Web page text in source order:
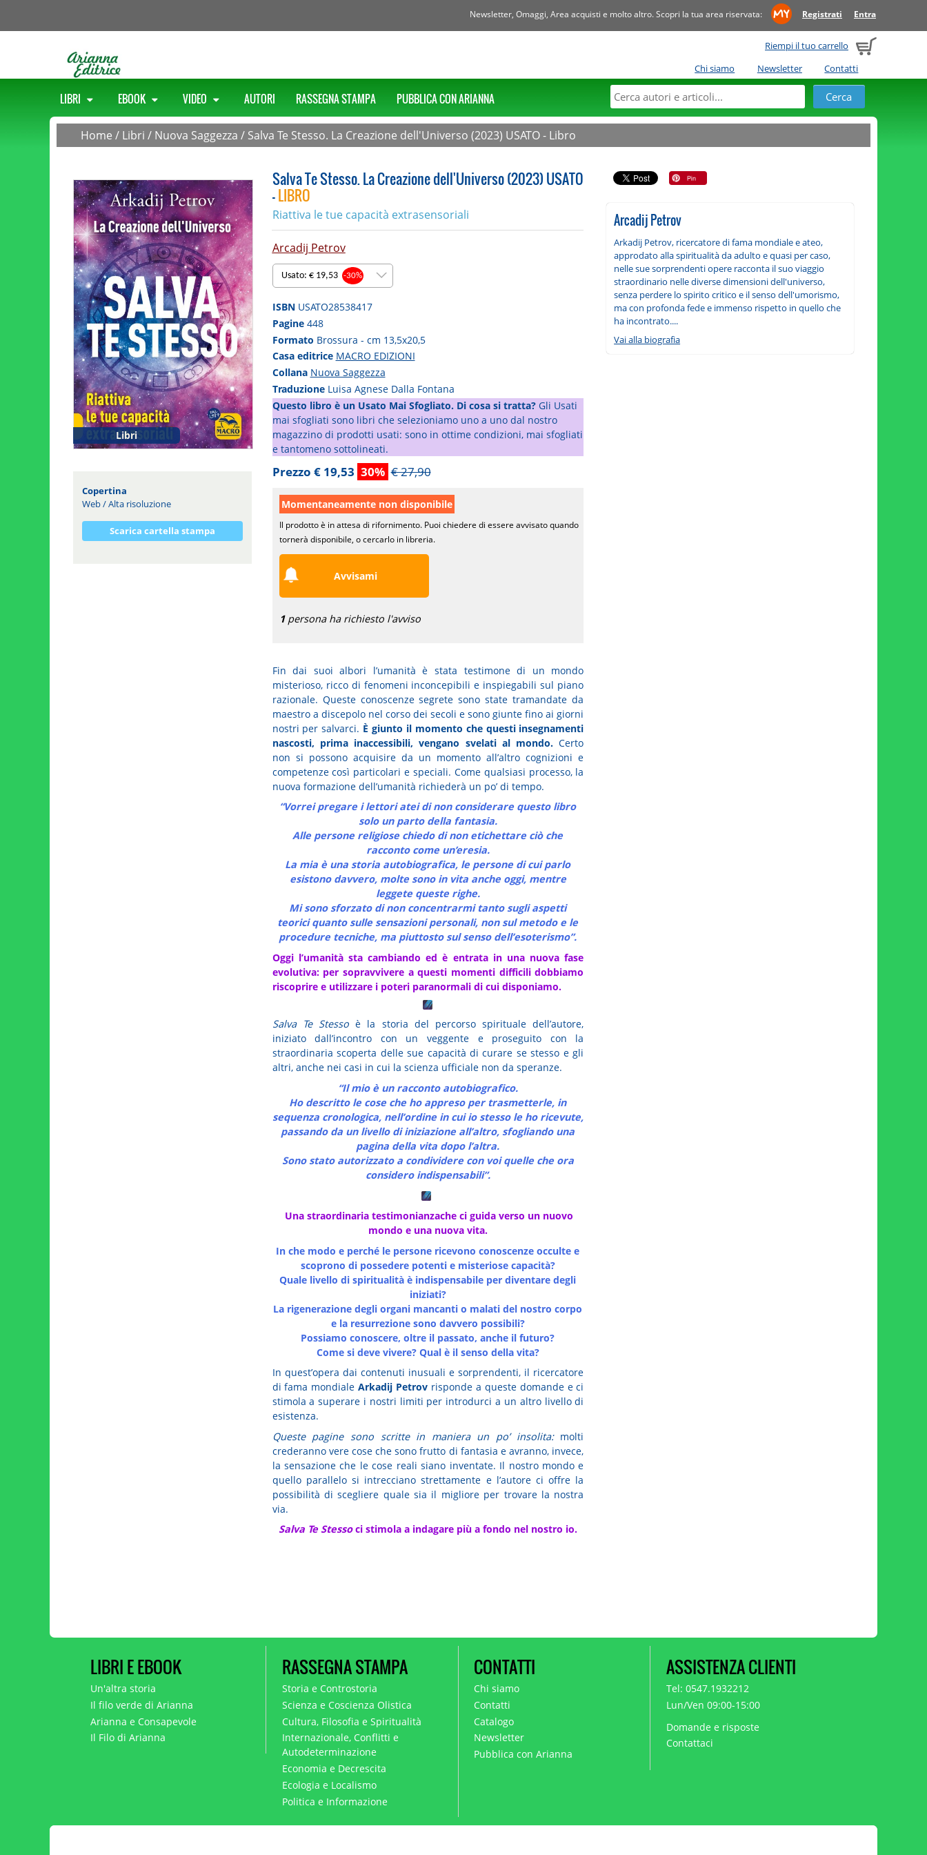
Newsletter, Omaggi, Area acquisti e molto altro. Scopri la tua area riservata: Registrati Entra
Riempi il tuo carrello
Chi siamo
Newsletter Contatti
LIBRI EBOOK VIDEO AUTORI RASSEGNA STAMPA PUBBLICA CON ARIANNA
Home / Libri / Nuova Saggezza / Salva Te Stesso. La Creazione dell'Universo (2023) USATO - Libro
Libri
Copertina
Web/Alta risoluzione
Scarica cartella stampa
Salva Te Stesso. La Creazione dell'Universo (2023) USATO
-LIBRO
Riattiva le tue capacità extrasensoriali
Arcadij Petrov
Usato: € 19,53-30%
ISBN USATO28538417
Pagine 448
Formato Brossura - cm 13,5x20,5
Casa editrice MACRO EDIZIONI
Collana Nuova Saggezza
Traduzione Luisa Agnese Dalla Fontana
Questo libro è un Usato Mai Sfogliato. Di cosa si tratta?Gli Usati
mai sfogliati sono libri che selezioniamo uno a uno dal nostro
magazzino di prodotti usati: sono in ottime condizioni, mai sfogliati
e tantomeno sottolineati.
Prezzo € 19,53 30% € 27,90
Momentaneamente non disponibile
Il prodotto è in attesa di rifornimento. Puoi chiedere di essere avvisato quando
tornerà disponibile, o cercarlo in libreria.
Avvisami
1persona ha richiesto l'avviso
Fin dai suoi albori l’umanità è stata testimone di un mondo
misterioso, ricco di fenomeni inconcepibili e inspiegabili sul piano
razionale. Queste conoscenze segrete sono state tramandate da
maestro a discepolo nel corso dei secoli e sono giunte fino ai giorni
nostri per salvarci. È giunto il momento che questi insegnamenti
nascosti, prima inaccessibili, vengano svelati al mondo. Certo
non si possono acquisire da un momento all’altro cognizioni e
competenze così particolari e speciali. Come qualsiasi processo, la
nuova formazione dell’umanità richiederà un po’ di tempo.
“Vorrei pregare i lettori atei di non considerare questo libro
solo un parto della fantasia.
Alle persone religiose chiedo di non etichettare ciò che
racconto come un’eresia.
La mia è una storia autobiografica, le persone di cui parlo
esistono davvero, molte sono in vita anche oggi, mentre
leggete queste righe.
Mi sono sforzato di non concentrarmi tanto sugli aspetti
teorici quanto sulle sensazioni personali, non sul metodo e le
procedure tecniche, ma piuttosto sul senso dell’esoterismo”.
Oggi l’umanità sta cambiando ed è entrata in una nuova fase
evolutiva: per sopravvivere a questi momenti difficili dobbiamo
riscoprire e utilizzare i poteri paranormali di cui disponiamo.
Salva Te Stessoè la storia del percorso spirituale dell’autore,
iniziato dall’incontro con un veggente e proseguito con la
straordinaria scoperta delle sue capacità di curare se stesso e gli
altri, anche nei casi in cui la scienza ufficiale non da speranze.
“Il mio è un racconto autobiografico.
Ho descritto le cose che ho appreso per trasmetterle, in
sequenza cronologica, nell’ordine in cui io stesso le ho ricevute,
passando da un livello di iniziazione all’altro, sfogliando una
pagina della vita dopo l’altra.
Sono stato autorizzato a condividere con voi quelle che ora
considero indispensabili”.
Una straordinaria testimonianzache ci guida verso un nuovo
mondo e una nuova vita.
In che modo e perché le persone ricevono conoscenze occulte e
scoprono di possedere potenti e misteriose capacità?
Quale livello di spiritualità è indispensabile per diventare degli
iniziati?
La rigenerazione degli organi mancanti o malati del nostro corpo
e la resurrezione sono davvero possibili?
Possiamo conoscere, oltre il passato, anche il futuro?
Come si deve vivere? Qual è il senso della vita?
In quest’opera dai contenuti inusuali e sorprendenti, il ricercatore
di fama mondialeArkadij Petrov risponde a queste domande e ci
stimola a superare i nostri limiti per introdurci a un altro livello di
esistenza.
Queste pagine sono scritte in maniera un po’ insolita:molti
crederanno vere cose che sono frutto di fantasia e avranno, invece,
la sensazione che le cose reali siano inventate. Il nostro mondo e
quello parallelo si intrecciano strettamente e l’autore ci offre la
possibilità di scegliere quale sia il migliore per trovare la nostra
via.
Salva Te Stessoci stimola a indagare più a fondo nel nostro io.
Arcadij Petrov
Arkadij Petrov, ricercatore di fama mondiale e ateo,
approdato alla spiritualità da adulto e quasi per caso,
nelle sue sorprendenti opere racconta il suo viaggio
straordinario nelle diverse dimensioni dell'universo,
senza perdere lo spirito critico e il senso dell'umorismo,
ma con profonda fede e immenso rispetto in quello che
ha incontrato....
Vai alla biografia
LIBRI E EBOOK
Un'altra storia
Il filo verde di Arianna
Arianna e Consapevole
Il Filo di Arianna
RASSEGNA STAMPA
Storia e Controstoria
Scienza e Coscienza Olistica
Cultura, Filosofia e Spiritualità
Internazionale, Conflitti e
Autodeterminazione
Economia e Decrescita
Ecologia e Localismo
Politica e Informazione
CONTATTI
Chi siamo
Contatti
Catalogo
Newsletter
Pubblica con Arianna
ASSISTENZA CLIENTI
Tel: 0547.1932212
Lun/Ven 09:00-15:00
Domande e risposte
Contattaci